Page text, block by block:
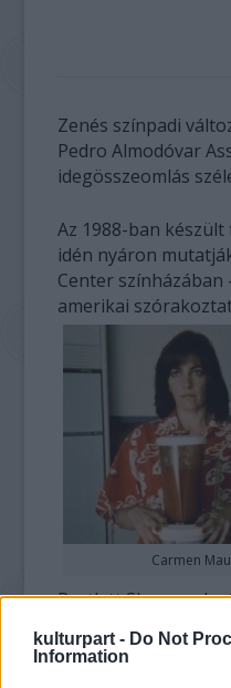
kulturpart - Do Not
Information
Zenés színpadi
Pedro Almodóvar
idegösszeomlás
Az 1988-ban
idén nyáron
Center színházában
amerikai
Carmen
Bartlett Sher
íróval - akik